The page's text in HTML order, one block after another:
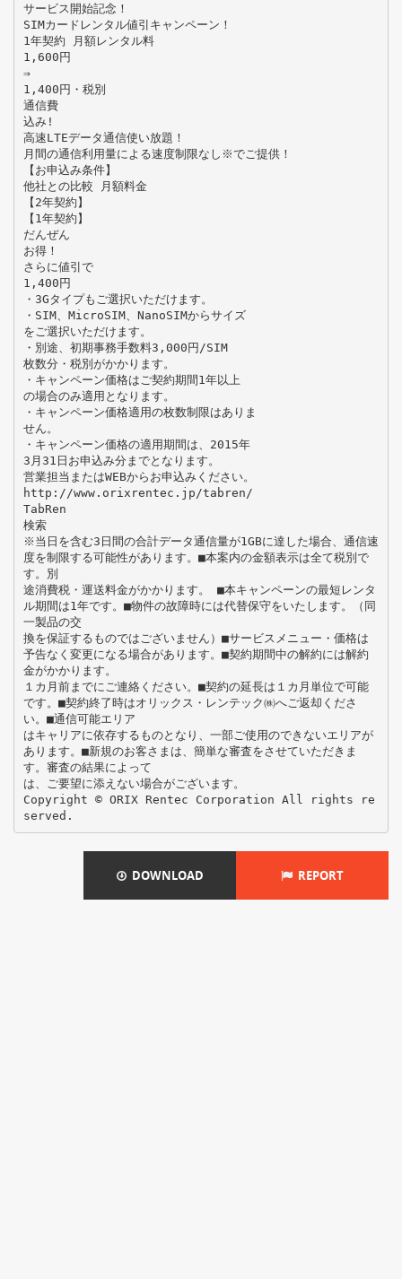
サービス開始記念！
SIMカードレンタル値引キャンペーン！
1年契約 月額レンタル料
1,600円
⇒
1,400円・税別
通信費
込み!
高速LTEデータ通信使い放題！
月間の通信利用量による速度制限なし※でご提供！
【お申込み条件】
他社との比較 月額料金
【2年契約】
【1年契約】
だんぜん
お得！
さらに値引で
1,400円
・3Gタイプもご選択いただけます。
・SIM、MicroSIM、NanoSIMからサイズ
をご選択いただけます。
・別途、初期事務手数料3,000円/SIM
枚数分・税別がかかります。
・キャンペーン価格はご契約期間1年以上
の場合のみ適用となります。
・キャンペーン価格適用の枚数制限はありま
せん。
・キャンペーン価格の適用期間は、2015年
3月31日お申込み分までとなります。
営業担当またはWEBからお申込みください。
http://www.orixrentec.jp/tabren/
TabRen
検索
※当日を含む3日間の合計データ通信量が1GBに達した場合、通信速
度を制限する可能性があります。■本案内の金額表示は全て税別で
す。別
途消費税・運送料金がかかります。 ■本キャンペーンの最短レンタ
ル期間は1年です。■物件の故障時には代替保守をいたします。（同
一製品の交
換を保証するものではございません）■サービスメニュー・価格は
予告なく変更になる場合があります。■契約期間中の解約には解約
金がかかります。
１カ月前までにご連絡ください。■契約の延長は１カ月単位で可能
です。■契約終了時はオリックス・レンテック㈱へご返却くださ
い。■通信可能エリア
はキャリアに依存するものとなり、一部ご使用のできないエリアが
あります。■新規のお客さまは、簡単な審査をさせていただきま
す。審査の結果によって
は、ご要望に添えない場合がございます。
Copyright © ORIX Rentec Corporation All rights re
DOWNLOAD REPORT